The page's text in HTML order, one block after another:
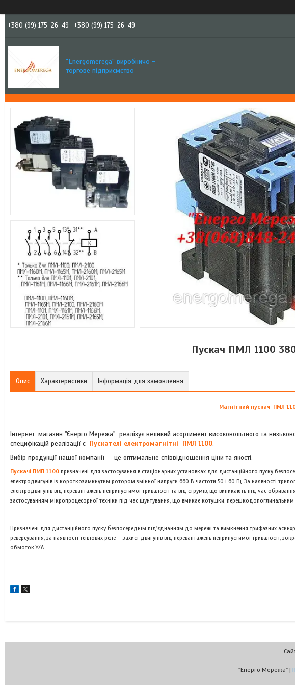
+380 (99) 175-26-49 +380 (99) 175-26-49
"Еnergomerega" виробничо -
торгове підприємство
Пускач ПМЛ 1100
Опис Характеристики Інформація для замовлення
Магнітний пускач ПМЛ
Інтернет-магазин "Єнерго Мережа" реалізує великий асортимент високовольтного та
специфікацій реалізації є
Пускателі електромагнітні ПМЛ 1100.
Вибір продукції нашої компанії — це оптимальне співвідношення ціни та якості.
Пускачі ПМЛ 1100 призначені для застосування в стаціонарних установках для дистанційного пуску
електродвигунів із короткозамкнутим ротором змінної напруги 660 В частоти 50 і 60 Гц. За наявності
електродвигунів від перевантажень неприпустимої тривалості та від струмів, що виникають під час
застосуванням мікропроцесорної техніки під час шунтування, що вмикає котушки,
Призначені для дистанційного пуску безпосереднім під'єднанням до мережі та вимкнення трифазних
реверсування, за наявності теплових реле — захист двигунів від перевантажень неприпустимої тривалості,
обмоток Y/A.
"Енерго Мережа" |